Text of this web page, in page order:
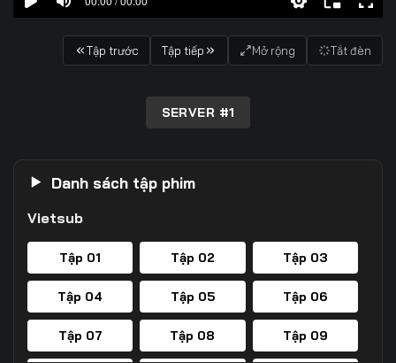
Tập trước Tập tiếp Mở rộng Tắt đèn
SERVER #1
Danh sách tập phim
Vietsub
Tập 01 Tập 02 Tập 03
Tập 04 Tập 05 Tập 06
Tập 07 Tập 08 Tập 09